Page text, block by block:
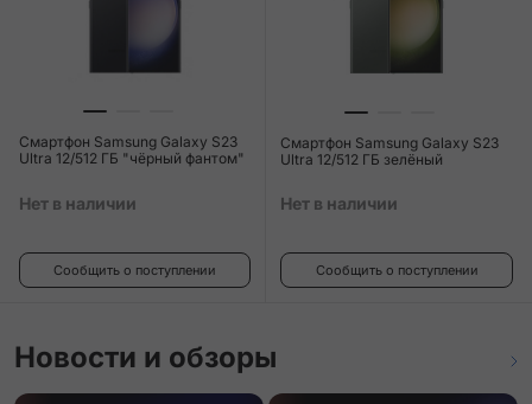
Смартфон Samsung Galaxy S23
Ultra 12/512 ГБ "чёрный фантом"
Нет в наличии
Сообщить о поступлении
Смартфон Samsung Galaxy S23
Ultra 12/512 ГБ зелёный
Нет в наличии
Сообщить о поступлении
Новости и обзоры